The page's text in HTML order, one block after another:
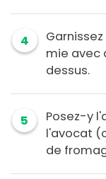
4
mie avec
dessus.
5
Posez-y
l'avocat
de